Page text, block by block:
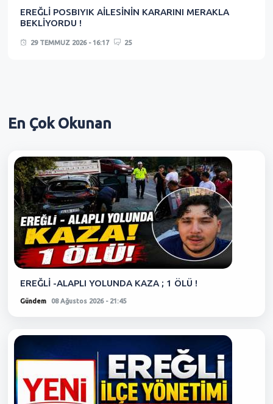
EREĞLİ POSBIYIK AİLESİNİN KARARINI MERAKLA
BEKLİYORDU !
29 TEMMUZ 2026 - 16:17 25
En ÇokOkunan
EREĞLİ -ALAPLI YOLUNDA KAZA ; 1 ÖLÜ !
Gündem 08 Ağustos 2026 - 21:45